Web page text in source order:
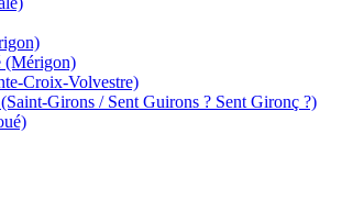
(Mérigon)
Croix-Volvestre)
Girons / Sent Guirons ? Sent Gironç ?)